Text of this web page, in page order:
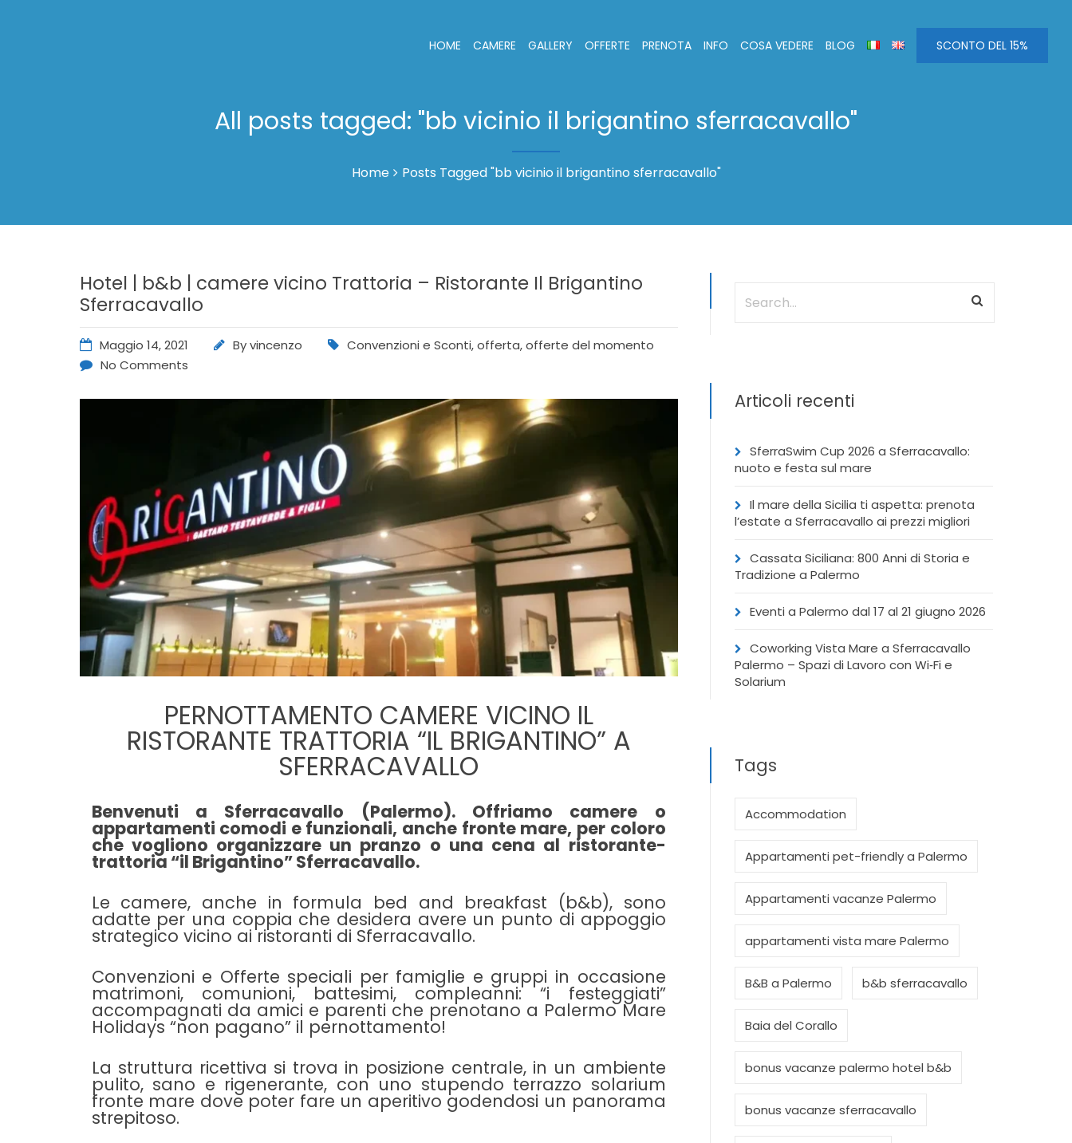
HOME CAMERE GALLERY OFFERTE PRENOTA INFO COSA VEDERE BLOG SCONTO DEL 15%
All posts tagged: "bb vicinio il brigantino sferracavallo"
Home Posts Tagged "bb vicinio il brigantino sferracavallo"
Hotel | b&b | camere vicino Trattoria – Ristorante Il Brigantino
Sferracavallo
Maggio 14, 2021 Byvincenzo Convenzioni e Sconti,offerta,offerte del momento
No Comments
PERNOTTAMENTO CAMERE VICINO IL
RISTORANTE TRATTORIA “IL BRIGANTINO” A
SFERRACAVALLO
Benvenuti a Sferracavallo (Palermo). Offriamo camere o
appartamenti comodi e funzionali, anche fronte mare, per coloro
che vogliono organizzare un pranzo o una cena al ristorante-
trattoria “il Brigantino” Sferracavallo.
Le camere, anche in formula bed and breakfast (b&b), sono
adatte per una coppia che desidera avere un punto di appoggio
strategico vicino ai ristoranti di Sferracavallo.
Convenzioni e Offerte speciali per famiglie e gruppi in occasione
matrimoni, comunioni, battesimi, compleanni: “i festeggiati”
accompagnati da amici e parenti che prenotano a Palermo Mare
Holidays “non pagano” il pernottamento!
La struttura ricettiva si trova in posizione centrale, in un ambiente
pulito, sano e rigenerante, con uno stupendo terrazzo solarium
fronte mare dove poter fare un aperitivo godendosi un panorama
strepitoso.
Articoli recenti
SferraSwim Cup 2026 a Sferracavallo:
nuoto e festa sul mare
Il mare della Sicilia ti aspetta: prenota
l’estate a Sferracavallo ai prezzi migliori
Cassata Siciliana: 800 Anni di Storia e
Tradizione a Palermo
Eventi a Palermo dal 17 al 21 giugno 2026
Coworking Vista Mare a Sferracavallo
Palermo – Spazi di Lavoro con Wi‑Fi e
Solarium
Tags
Accommodation
Appartamenti pet-friendly a Palermo
Appartamenti vacanze Palermo
appartamenti vista mare Palermo
B&B a Palermo b&b sferracavallo
Baia del Corallo
bonus vacanze palermo hotel b&b
bonus vacanze sferracavallo